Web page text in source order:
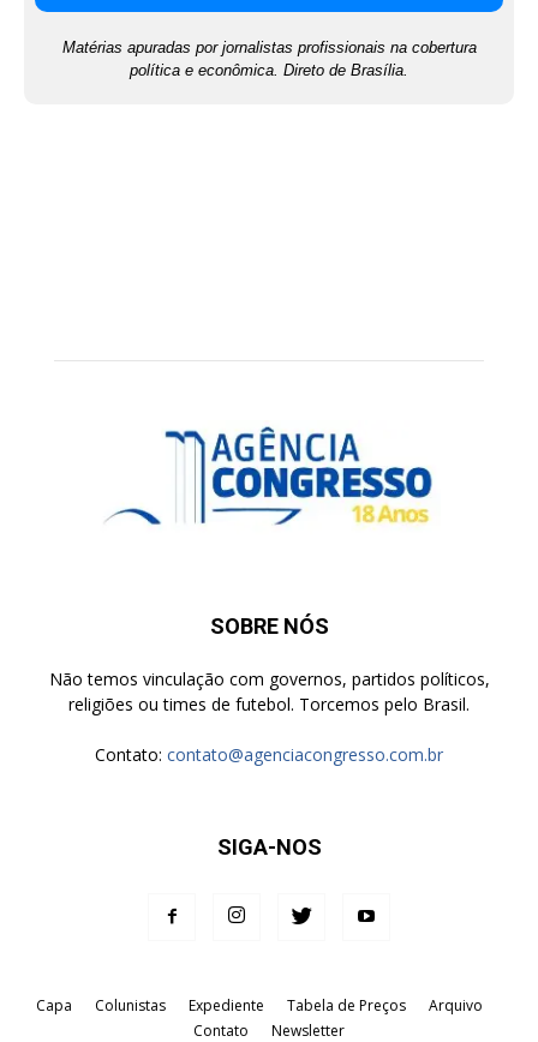
Matérias apuradas por jornalistas profissionais na cobertura
política e econômica. Direto de Brasília.
SOBRE NÓS
Não temos vinculação com governos, partidos políticos,
religiões ou times de futebol. Torcemos pelo Brasil.
Contato: contato@agenciacongresso.com.br
SIGA-NOS
Capa Colunistas Expediente Tabela de Preços
Arquivo
Contato
Newsletter